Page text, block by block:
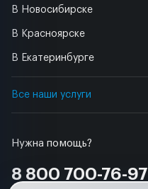
Нужна помощь?
8 800 700-76-97
В Новосибирске
В Красноярске
В Екатеринбурге
Все наши услуги